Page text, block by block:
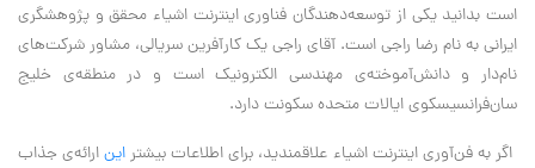
است بدانید یکی از توسعه‌دهندگان فناوری اینترنت اشیاء محقق و پژوهشگری
ایرانی به نام رضا راجی است. آقای راجی یک کارآفرین سریالی، مشاور شرکت‌های
نام‌دار و دانش‌آموخته‌ی مهندسی الکترونیک است و در منطقه‌ی خلیج
سان‌فرانسیسکوی ایالات متحده سکونت دارد.
اگر به فن‌آوری اینترنت اشیاء علاقمندید، برای اطلاعات بیشتراینارائه‌ی جذاب